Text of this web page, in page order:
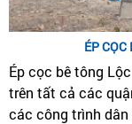
ÉP
Ép cọc bê tông
trên tất cả các
các công trình dân